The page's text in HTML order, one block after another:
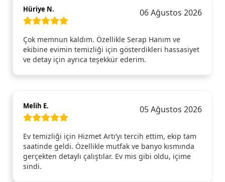
Hüriye N. 06 Ağustos 2026
Çok memnun kaldım. Özellikle Serap Hanım ve
ekibine evimin temizliği için gösterdikleri hassasiyet
ve detay için ayrıca teşekkür ederim.
Melih E. 05 Ağustos 2026
Ev temizliği için Hizmet Artı’yı tercih ettim, ekip tam
saatinde geldi. Özellikle mutfak ve banyo kısmında
gerçekten detaylı çalıştılar. Ev mis gibi oldu, içime
sindi.